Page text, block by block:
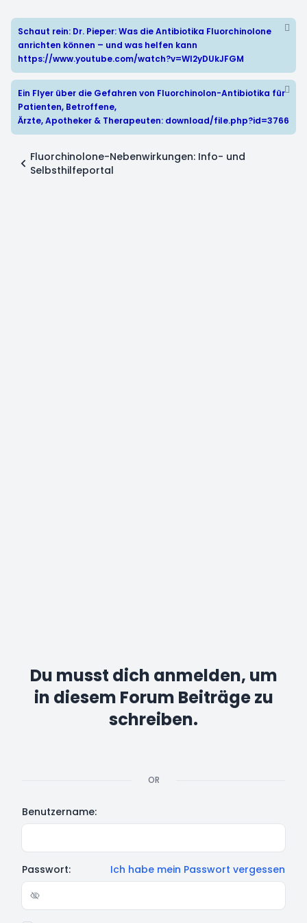
Schaut rein: Dr. Pieper: Was die Antibiotika Fluorchinolone
anrichten können – und was helfen kann
https://www.youtube.com/watch?v=WI2yDUkJFGM
Ein Flyer über die Gefahren von Fluorchinolon-Antibiotika für
Patienten, Betroffene,
Ärzte, Apotheker & Therapeuten: download/file.php?id=3766
Fluorchinolone-Nebenwirkungen: Info- und
Selbsthilfeportal
Du musst dich anmelden, um
in diesem Forum Beiträge zu
schreiben.
OR
Benutzername:
Passwort: Ich habe mein Passwort vergessen
Show/hide password